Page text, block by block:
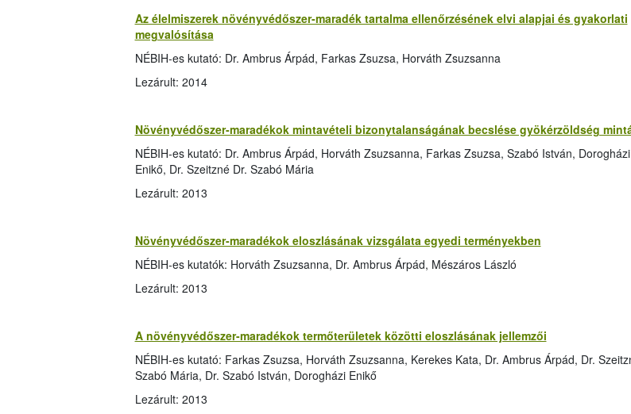
Az élelmiszerek növényvédőszer-maradék tartalma ellenőrzésének elvi alapjai és gyakorlati
megvalósítása
NÉBIH-es kutató: Dr. Ambrus Árpád, Farkas Zsuzsa, Horváth Zsuzsanna
Lezárult: 2014
Növényvédőszer-maradékok mintavételi bizonytalanságának becslése gyökérzöldség
NÉBIH-es kutató: Dr. Ambrus Árpád, Horváth Zsuzsanna, Farkas Zsuzsa, Szabó István, Dorogházi
Enikő, Dr. Szeitzné Dr. Szabó Mária
Lezárult: 2013
Növényvédőszer-maradékok eloszlásának vizsgálata egyedi terményekben
NÉBIH-es kutatók: Horváth Zsuzsanna, Dr. Ambrus Árpád, Mészáros László
Lezárult: 2013
A növényvédőszer-maradékok termőterületek közötti eloszlásának jellemzői
NÉBIH-es kutató: Farkas Zsuzsa, Horváth Zsuzsanna, Kerekes Kata, Dr. Ambrus Árpád, Dr.
Szabó Mária, Dr. Szabó István, Dorogházi Enikő
Lezárult: 2013